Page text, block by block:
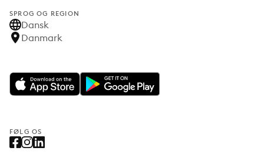
SPROG OG REGION
Dansk
Danmark
FØLG OS